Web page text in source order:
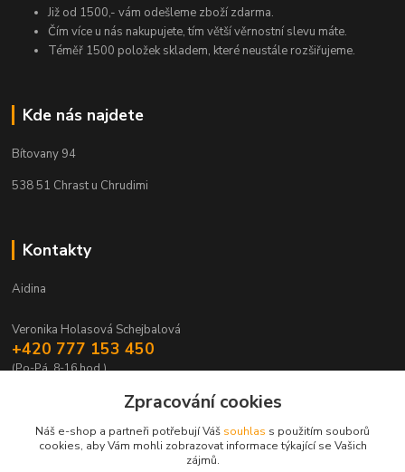
Již od 1500,- vám odešleme zboží zdarma.
Čím více u nás nakupujete, tím větší věrnostní slevu máte.
Téměř 1500 položek skladem, které neustále rozšiřujeme.
Kde nás najdete
Bítovany 94
538 51 Chrast u Chrudimi
Kontakty
Aidina
Veronika Holasová Schejbalová
+420 777 153 450
(Po-Pá, 8-16 hod.)
eshop@aidina.czZpracování cookies
Náš e-shop a partneři potřebují Váš souhlas s použitím souborů
cookies, aby Vám mohli zobrazovat informace týkající se Vašich
zájmů.